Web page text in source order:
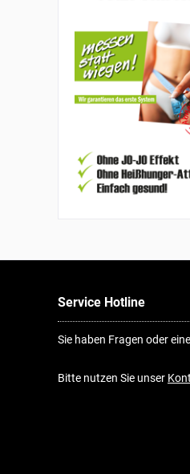
Service Hotline
Sie haben Fragen oder
Bitte nutzen Sie unser